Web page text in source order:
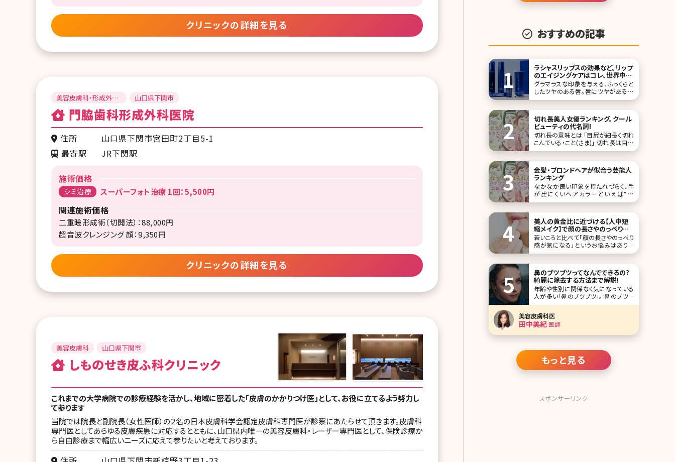
クリニックの詳細を見る
美容皮膚科・形成外
科・美容外科
山口県下関市
門脇歯科形成外科医院
住所
山口県下関市宮田町2丁目5-1
最寄駅
JR下関駅
施術価格
シミ治療 スーパーフォト治療 1回：5,500円
関連施術価格
二重瞼形成術（切開法）：88,000円
超音波クレンジング 顔：9,350円
クリニックの詳細を見る
美容皮膚科 山口県下関市
しものせき皮ふ科クリニック
これまでの大学病院での診療経験を活かし、地域に密着した「皮膚のかかりつけ医」として、お役に立てるよう努力し
て参ります
当院では院長と副院長（女性医師）の２名の日本皮膚科学会認定皮膚科専門医が診察にあたらせて頂きます。皮膚科
専門医としてあらゆる皮膚疾患に対応するとともに、山口県内唯一の美容皮膚科・レーザー専門医として、保険診療か
ら自由診療まで幅広いニーズに応えて参りたいと考えております。
おすすめの記事
ラシャスリップスの効果など。リップ
のエイジングケアはコレ、世界中で
ヒット!
グラマラスな印象を与える、ふっくらと
したツヤのある唇。唇にツヤがあるだ
けで、見た目年齢もぐっと若くなります
すが、大人の女性ならベタつくだけのグ
ロスはNG。そこで注目したい
切れ長美人女優ランキング。クール
ビューティの代名詞!
切れ長の意味とは 「目尻が細長く切れ
こんでいる・こと(さま)」 切れ長は目元
が涼やかでクールなイメージとして、肯
が多い形容詞です。 目尻が細長いが故
に、全体的な印象がスッとして可愛いと
いうより
金髪・ブロンドヘアが似合う芸能人
ランキング
なかなか良い印象を持たれづらく、手
が出にくいヘアカラーといえば“金
髪”です。ですが、人によっては金髪にす
合もあります。 そこで今回は、金髪が魅
力アップにつながっている“金髪が似合
う芸能人”をランキング形式でご紹介し
ていきます。 第1位ローラ
美人の黄金比に近づける【人中短
縮メイク】で顔の長さやのっぺり感
を解消!
若いころと比べて「顔の長さやのっぺり
感が気になる」というお悩みはありま
せんか?キレイにメイクを仕上げても、
を解決してくれるのが、鼻と唇の距離を
近づけて見せる「人中短縮メイク」。 そ
こで今回は、顔ののっぺり感を解消し
て、美人の黄金
鼻のブツブツってなんでできるの?
綺麗に除去する方法まで解説!
年齢や性別に関係なく気になっている
人が多い「鼻のブツブツ」。 鼻のブツブ
ツがあるとメイクは綺麗に決まりにく
いし、なんだか清潔感に欠ける印象に。
そして鼻は顔の中心部分なので他人か
ら目につきやすく、接近戦では特に目立
ってしまいます。 そんなみんなのお悩
めの正
美容皮膚科医
田中美紀医師
もっと見る
スポンサーリンク